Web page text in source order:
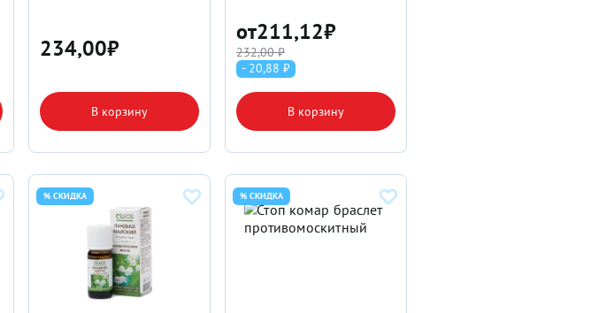
234,00₽
В корзину
от211,12₽
232,00 ₽
- 20,88 ₽
В корзину
% СКИДКА % СКИДКА